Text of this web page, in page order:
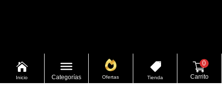

Inicio Categorías Ofertas

Tienda
0
Carrito